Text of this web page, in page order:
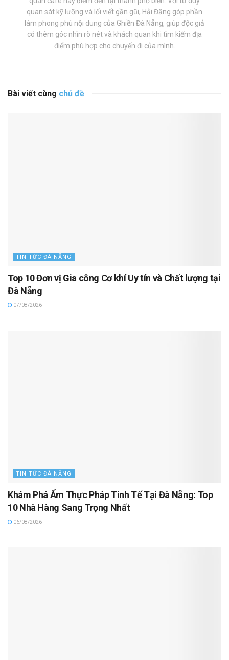
quan sát kỹ lưỡng và lối viết gần gũi, Hải Đăng góp phần
làm phong phú nội dung của Ghiền Đà Nẵng, giúp độc giả
có thêm góc nhìn rõ nét và khách quan khi tìm kiếm địa
điểm phù hợp cho chuyến đi của mình.
Bài viết cùng chủ đề
TIN TỨC ĐÀ NẴNG
Top 10 Đơn vị Gia công Cơ khí Uy tín và Chất lượng tại
Đà Nẵng
07/08/2026
TIN TỨC ĐÀ NẴNG
Khám Phá Ẩm Thực Pháp Tinh Tế Tại Đà Nẵng: Top
10 Nhà Hàng Sang Trọng Nhất
06/08/2026